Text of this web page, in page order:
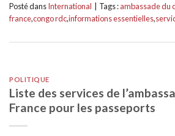
Posté dansInternational Tags :ambassade du
france,congo rdc,informations essentielles,
POLITIQUE
Liste des services de
France pour les passeports